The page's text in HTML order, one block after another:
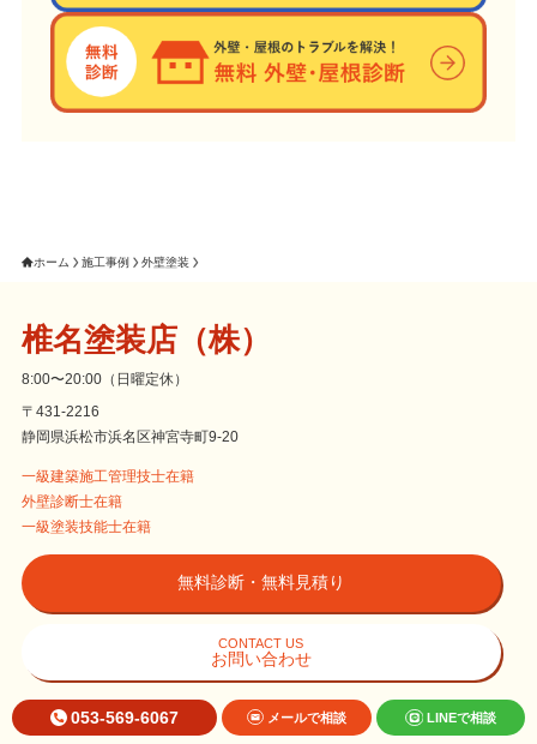
ホーム 施工事例 外壁塗装
椎名塗装店（株）
8:00〜20:00（日曜定休）
〒431-2216
静岡県浜松市浜名区神宮寺町9-20
一級建築施工管理技士在籍
外壁診断士在籍
一級塗装技能士在籍
無料診断・無料見積り
CONTACT US
お問い合わせ
053-569-6067 メールで相談 LINEで相談